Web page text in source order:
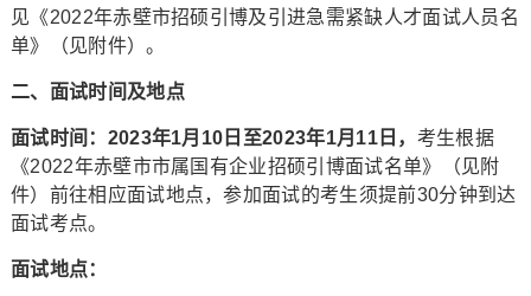
见《2022年赤壁市招硕引博及引进急需紧缺人才面试人员名
单》（见附件）。
二、面试时间及地点
面试时间：2023年1月10日至2023年1月11日， 考生根据
《2022年赤壁市市属国有企业招硕引博面试名单》（见附
件）前往相应面试地点，参加面试的考生须提前30分钟到达
面试考点。
面试地点：